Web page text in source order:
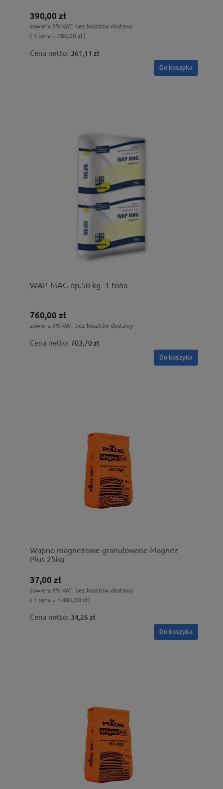
390,00 zł
zawiera 8% VAT, bez kosztów dostawy
( 1 tona = 780,00 zł )
Cena netto: 361,11 zł
Do koszyka
WAP-MAG op.50 kg -1 tona
760,00 zł
zawiera 8% VAT, bez kosztów dostawy
Cena netto: 703,70 zł
Do koszyka
Wapno magnezowe granulowane Magnez
Plus 25kg
37,00 zł
zawiera 8% VAT, bez kosztów dostawy
( 1 tona = 1 480,00 zł )
Cena netto: 34,26 zł
Do koszyka